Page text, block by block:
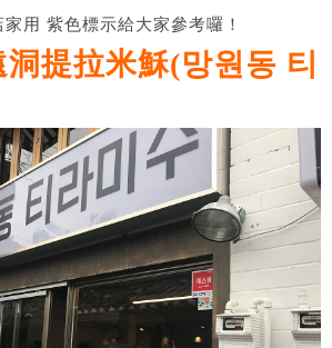
用 紫色標示給大家參考囉！
洞提拉米穌(망원동 티